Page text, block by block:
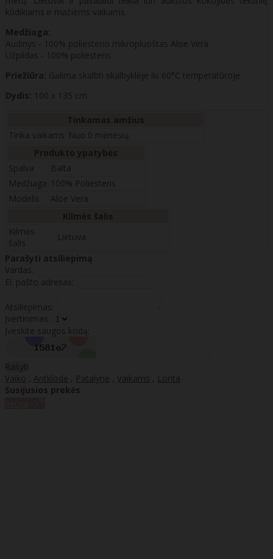
kūdikiams ir mažiems vaikams.
Medžiaga:
Audinys - 100% poliesterio mikropluoštas Aloe Vera.
Užpildas - 100% poliesteris.
Priežiūra: Galima skalbti skalbyklėje iki 60°C temperatūroje.
Dydis: 100 x 135 cm.
Tinka vaikams Nuo 0 mėnesių.
Spalva
Balta
Medžiaga 100% Poliesteris
Modelis
Aloe Vera
Kilmės
šalis
Lietuva
Parašyti atsiliepimą
Vardas:
El. pašto adresas:
Atsiliepimas:
Įvertinimas:
Įveskite saugos kodą:
Rašyti
Vaiko , Antklodė , Patalynė , Vaikams , Lorita
Susijusios prekės